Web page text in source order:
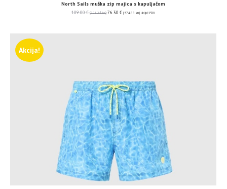
North Sails muška zip majica s kapuljačom
109.00€ (821.26 kn) 76.30 € (574.88 kn) uključ. PDV
Akcija!